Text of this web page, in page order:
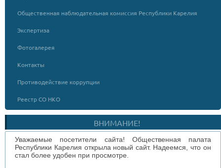
Общественная наблюдательная комиссия Республики Карелия
Экспертиза
Фотогалерея
Контакты
Противодействие коррупции
Реестр СО НКО
ВНИМАНИЕ!
Уважаемые посетители сайта! Общественная палата
Республики Карелия открыла новый сайт. Надеемся, что он
стал более удобен при просмотре.